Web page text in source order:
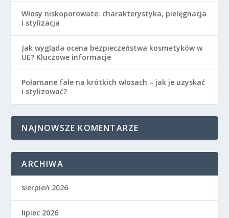
Włosy niskoporowate: charakterystyka, pielęgnacja
i stylizacja
Jak wygląda ocena bezpieczeństwa kosmetyków w
UE? Kluczowe informacje
Połamane fale na krótkich włosach – jak je uzyskać
i stylizować?
NAJNOWSZE KOMENTARZE
ARCHIWA
sierpień 2026
lipiec 2026